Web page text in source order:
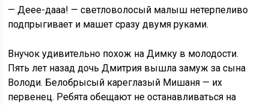
— Деее-дааа! — светловолосый малыш нетерпеливо
подпрыгивает и машет сразу двумя руками.
Внучок удивительно похож на Димку в молодости.
Пять лет назад дочь Дмитрия вышла замуж за сына
Володи. Белобрысый кареглазый Мишаня — их
первенец. Ребята обещают не останавливаться на